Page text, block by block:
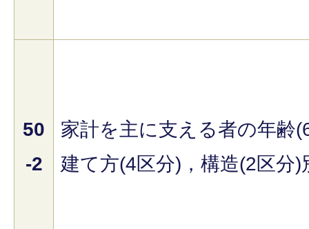
50
-2
家計を主に支える者の年齢
建て方(4区分)，構造(2区分)